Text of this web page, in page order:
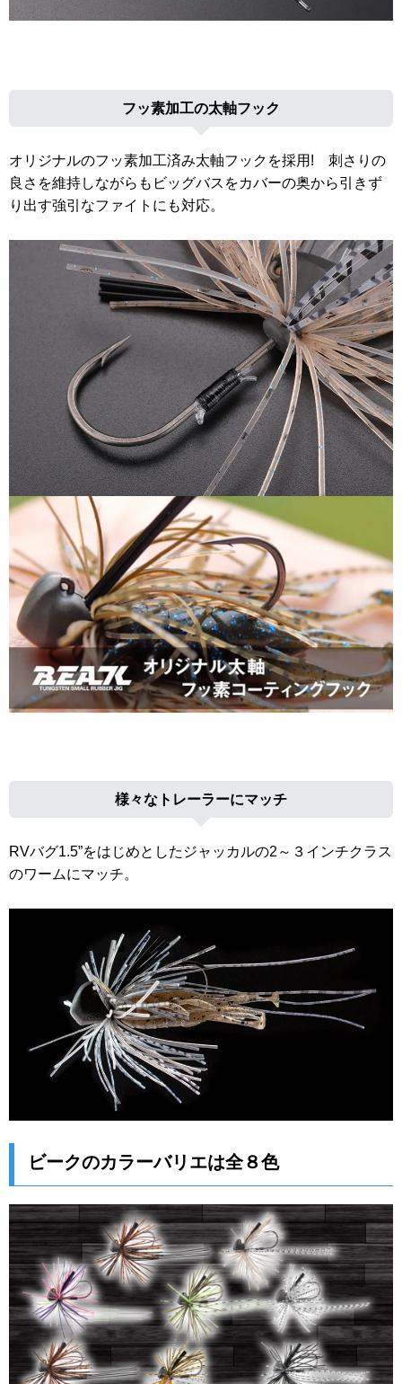
フッ素加工の太軸フック
オリジナルのフッ素加工済み太軸フックを採用! 刺さりの
良さを維持しながらもビッグバスをカバーの奥から引きず
り出す強引なファイトにも対応。
様々なトレーラーにマッチ
RVバグ1.5”をはじめとしたジャッカルの2～３インチクラス
のワームにマッチ。
ビークのカラーバリエは全８色